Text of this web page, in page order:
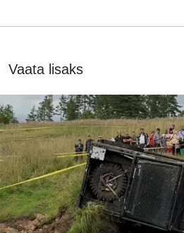
Vaata lisaks